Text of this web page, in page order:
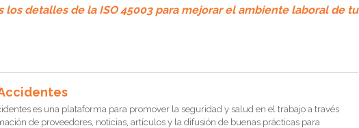
los detalles de la ISO 45003 para mejorar el ambiente laboral de tu
es una plataforma para promover la seguridad y salud en el trabajo a través
de proveedores, noticias, artículos y la difusión de buenas prácticas para